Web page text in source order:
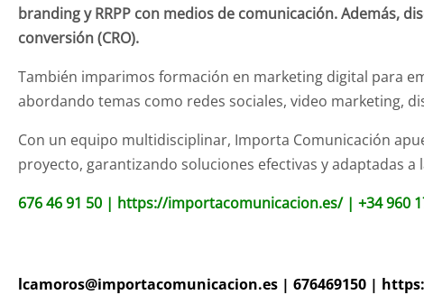
branding y RRPP con medios de comunicación. Además,
conversión (CRO).
También imparimos formación en marketing digital para
abordando temas como redes sociales, video marketing,
Con un equipo multidisciplinar, Importa Comunicación
proyecto, garantizando soluciones efectivas y adaptadas a
676 46 91 50 | https://importacomunicacion.es/| +34 960
lcamoros@importacomunicacion.es | 676469150 |